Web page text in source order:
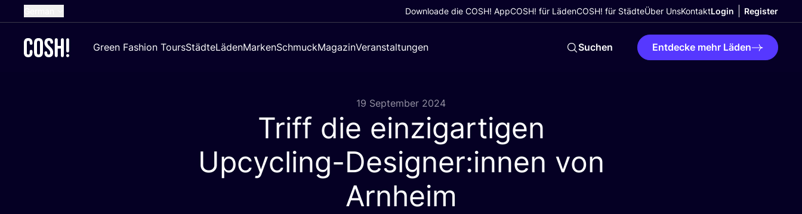
Dutch
Downloade die COSH! AppCOSH! für LädenCOSH! für StädteÜber UnsKontaktLogin Register
Green Fashion ToursStädteLädenMarkenSchmuckMagazinVeranstaltungen Suchen Entdecke mehr Läden
19 September 2024
Triff die einzigartigen
Upcycling-Designer:innen von
Arnheim